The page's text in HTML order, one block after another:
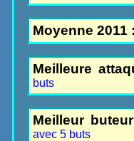
Moyenne 2011 :
Meilleure
buts
Meilleur
avec 5 buts